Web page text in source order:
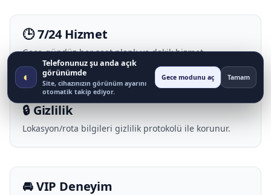
🕒 7/24 Hizmet
Gece-gündüz her saat planlı ve dakik hizmet.
🔒 Gizlilik
Lokasyon/rota bilgileri gizlilik protokolü ile korunur.
🚘 VIP Deneyim
◐
Telefonunuz şu anda açık
görünümde
Site, cihazınızın görünüm ayarını
otomatik takip ediyor.
Gece modunu aç Tamam